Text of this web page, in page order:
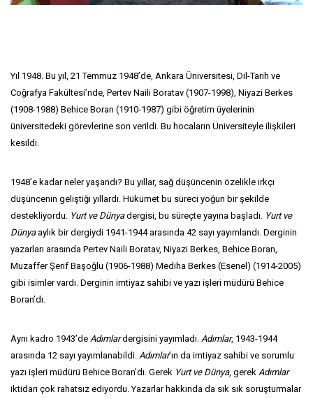
Yıl 1948. Bu yıl, 21 Temmuz 1948’de, Ankara Üniversitesi, Dil-Tarih ve
Coğrafya Fakültesi’nde, Pertev Naili Boratav (1907-1998), Niyazi Berkes
(1908-1988) Behice Boran (1910-1987) gibi öğretim üyelerinin
üniversitedeki görevlerine son verildi. Bu hocaların Üniversiteyle ilişkileri
kesildi.
1948’e kadar neler yaşandı? Bu yıllar, sağ düşüncenin özelikle ırkçı
düşüncenin geliştiği yıllardı. Hükümet bu süreci yoğun bir şekilde
destekliyordu. Yurt ve Dünyadergisi, bu süreçte yayına başladı. Yurt ve
Dünyaaylık bir dergiydi 1941-1944 arasında 42 sayı yayımlandı. Derginin
yazarları arasında Pertev Naili Boratav, Niyazi Berkes, Behice Boran,
Muzaffer Şerif Başoğlu (1906-1988) Mediha Berkes (Esenel) (1914-2005)
gibi isimler vardı. Derginin imtiyaz sahibi ve yazı işleri müdürü Behice
Boran’dı.
Aynı kadro 1943’de Adımlardergisini yayımladı. Adımlar, 1943-1944
arasında 12 sayı yayımlanabildi. Adımlar’ın da imtiyaz sahibi ve sorumlu
yazı işleri müdürü Behice Boran’dı. Gerek Yurt ve Dünya, gerek Adımlar
iktidarı çok rahatsız ediyordu. Yazarlar hakkında da sık sık soruşturmalar